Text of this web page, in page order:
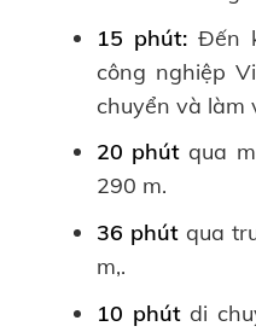
15 phút:Đến
công nghiệp
chuyển và làm
20 phút qua
290 m.
36 phút qua
m,.
10 phútdi